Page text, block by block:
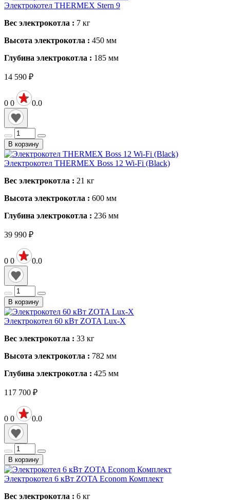
Электрокотел THERMEX Stern 9
Вес электрокотла : 7 кг
Высота электрокотла : 450 мм
Глубина электрокотла : 185 мм
14 590 ₽
0 0 0.0
В корзину
Электрокотел THERMEX Boss 12 Wi-Fi (Black)
Вес электрокотла : 21 кг
Высота электрокотла : 600 мм
Глубина электрокотла : 236 мм
39 990 ₽
0 0 0.0
В корзину
Электрокотел 60 кВт ZOTA Lux-X
Вес электрокотла : 33 кг
Высота электрокотла : 782 мм
Глубина электрокотла : 425 мм
117 700 ₽
0 0 0.0
В корзину
Электрокотел 6 кВт ZOTA Есоnom Комплект
Вес электрокотла : 6 кг